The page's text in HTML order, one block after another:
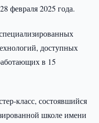
февраля 2025 года.
доступных
в 15
класс, состоявшийся
школе имени